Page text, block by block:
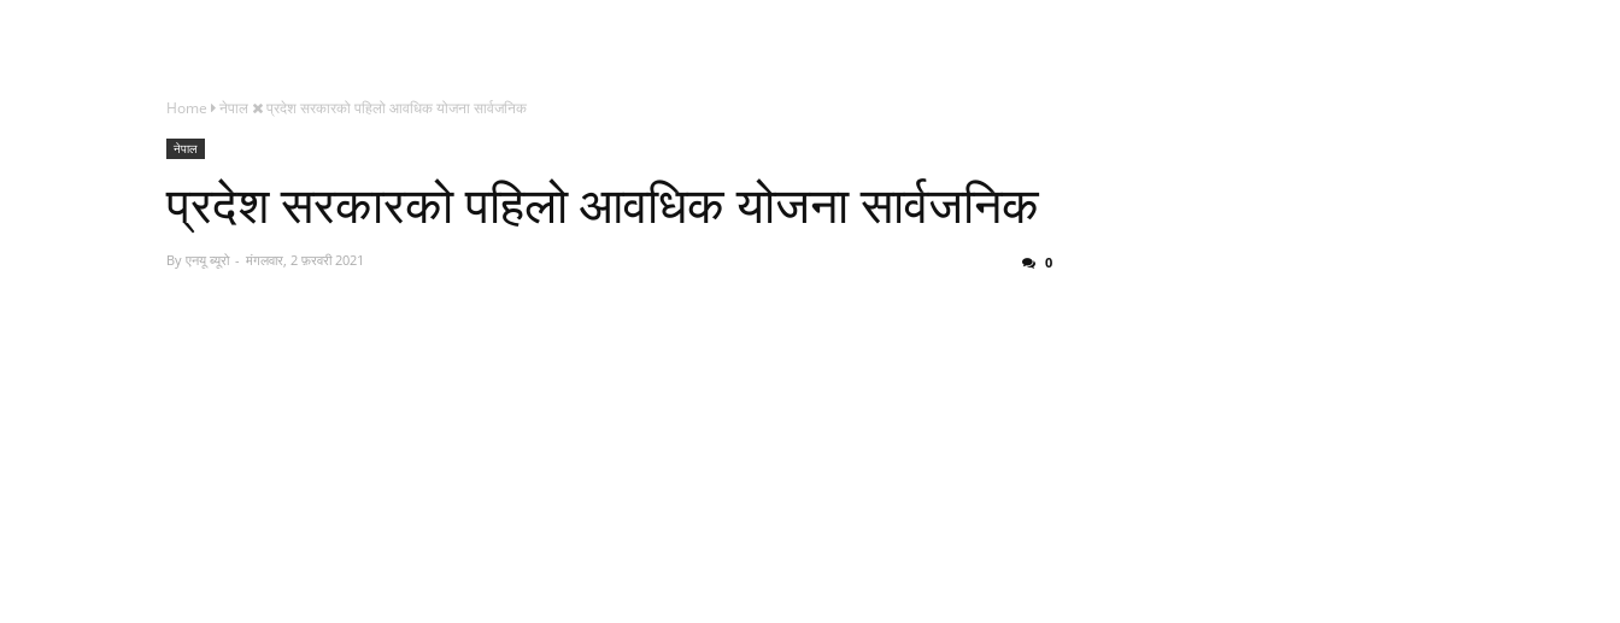
Home नेपाल प्रदेश सरकारको पहिलो आवधिक योजना सार्वजनिक
नेपाल
प्रदेश सरकारको पहिलो आवधिक योजना सार्वजनिक
By एनयू ब्यूरो मंगलवार, 2 फ़रवरी 2021 0